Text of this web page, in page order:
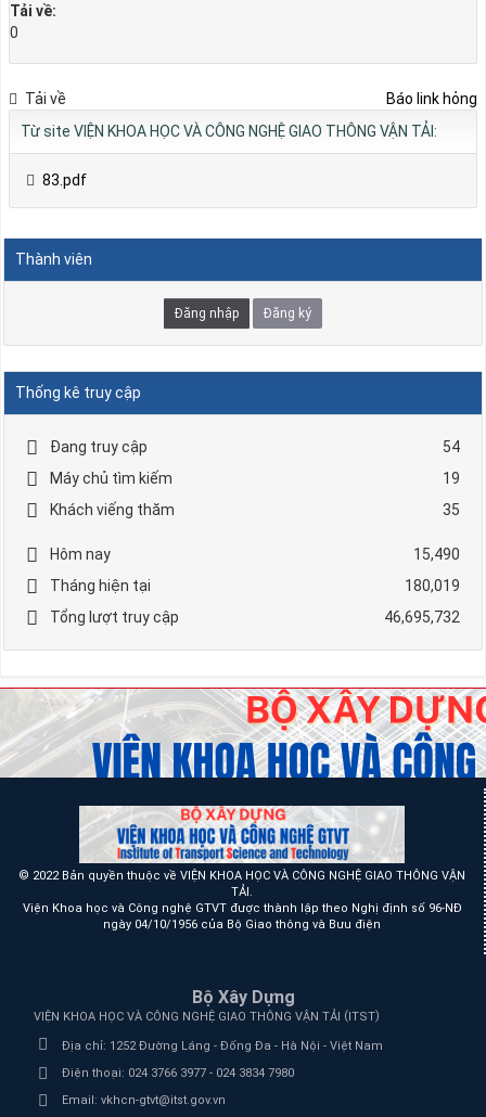
Tải về:
0
Báo link hỏng
Tải về
Từ site VIỆN KHOA HỌC VÀ CÔNG NGHỆ GIAO THÔNG VẬN TẢI:
83.pdf
Thành viên
Đăng nhập Đăng ký
Thống kê truy cập
Đang truy cập
54
Máy chủ tìm kiếm
19
Khách viếng thăm
35
Hôm nay
15,490
Tháng hiện tại
180,019
Tổng lượt truy cập
46,695,732
© 2022 Bản quyền thuộc về VIỆN KHOA HỌC VÀ CÔNG NGHỆ GIAO THÔNG VẬN
TẢI.
Viện Khoa học và Công nghệ GTVT được thành lập theo Nghị định số 96-NĐ
ngày 04/10/1956 của Bộ Giao thông và Bưu điện
Bộ Xây Dựng
VIỆN KHOA HỌC VÀ CÔNG NGHỆ GIAO THÔNG VẬN TẢI (ITST)
Địa chỉ: 1252 Đường Láng - Đống Đa - Hà Nội - Việt Nam
Điện thoại: 024 3766 3977 - 024 3834 7980
Email: vkhcn-gtvt@itst.gov.vn